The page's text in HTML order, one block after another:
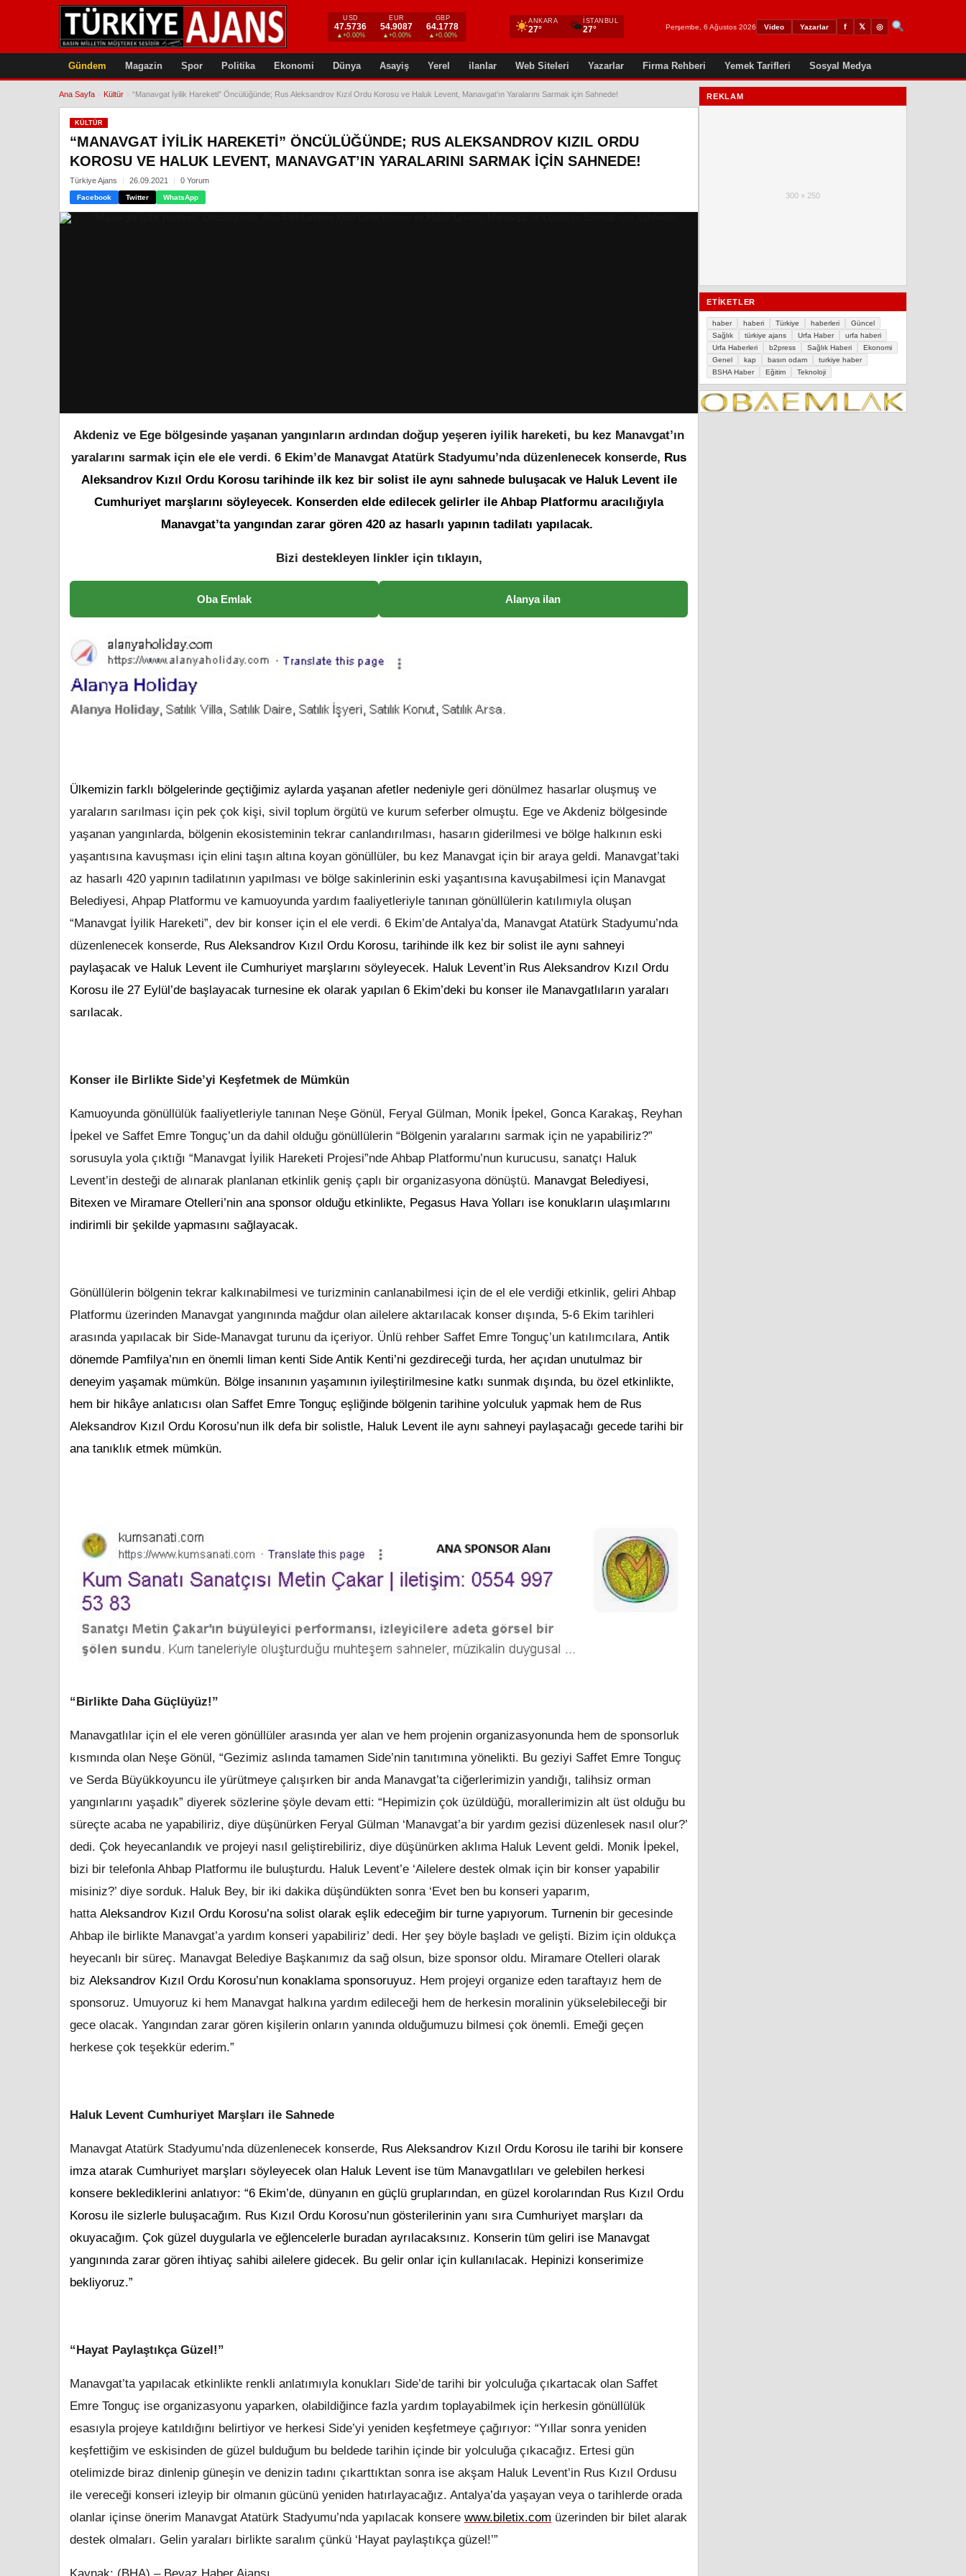
USD
47.5736
▲+0.00%
EUR
54.9087
▲+0.00%
GBP
64.1778
▲+0.00%
ANKARA
27° 🌤 İSTANBUL
27° Perşembe, 6 Ağustos 2026 Video Yazarlar f 𝕏 ◎
Gündem Magazin Spor Politika Ekonomi Dünya Asayiş Yerel ilanlar Web Siteleri Yazarlar Firma Rehberi Yemek Tarifleri Sosyal Medya
Ana Sayfa Kültür “Manavgat İyilik Hareketi” Öncülüğünde; Rus Aleksandrov Kızıl Ordu Korosu ve Haluk Levent, Manavgat’ın Yaralarını Sarmak için Sahnede!
KÜLTÜR
“MANAVGAT İYILIK HAREKETI” ÖNCÜLÜĞÜNDE; RUS ALEKSANDROV KIZIL ORDU
KOROSU VE HALUK LEVENT, MANAVGAT’IN YARALARINI SARMAK IÇIN SAHNEDE!
Türkiye Ajans 26.09.2021 0 Yorum
Facebook Twitter WhatsApp
Akdeniz ve Ege bölgesinde yaşanan yangınların ardından doğup yeşeren iyilik hareketi, bu kez Manavgat’ın
yaralarını sarmak için ele ele verdi. 6 Ekim’de Manavgat Atatürk Stadyumu’nda düzenlenecek konserde, Rus
Aleksandrov Kızıl Ordu Korosu tarihinde ilk kez bir solist ile aynı sahnede buluşacak ve Haluk Levent ile
Cumhuriyet marşlarını söyleyecek. Konserden elde edilecek gelirler ile Ahbap Platformu aracılığıyla
Manavgat’ta yangından zarar gören 420 az hasarlı yapının tadilatı yapılacak.
Bizi destekleyen linkler için tıklayın,
Oba Emlak Alanya ilan
Ülkemizin farklı bölgelerinde geçtiğimiz aylarda yaşanan afetler nedeniyle geri dönülmez hasarlar oluşmuş ve
yaraların sarılması için pek çok kişi, sivil toplum örgütü ve kurum seferber olmuştu. Ege ve Akdeniz bölgesinde
yaşanan yangınlarda, bölgenin ekosisteminin tekrar canlandırılması, hasarın giderilmesi ve bölge halkının eski
yaşantısına kavuşması için elini taşın altına koyan gönüllüler, bu kez Manavgat için bir araya geldi. Manavgat’taki
az hasarlı 420 yapının tadilatının yapılması ve bölge sakinlerinin eski yaşantısına kavuşabilmesi için Manavgat
Belediyesi, Ahpap Platformu ve kamuoyunda yardım faaliyetleriyle tanınan gönüllülerin katılımıyla oluşan
“Manavgat İyilik Hareketi”, dev bir konser için el ele verdi. 6 Ekim’de Antalya’da, Manavgat Atatürk Stadyumu’nda
düzenlenecek konserde, Rus Aleksandrov Kızıl Ordu Korosu, tarihinde ilk kez bir solist ile aynı sahneyi
paylaşacak ve Haluk Levent ile Cumhuriyet marşlarını söyleyecek. Haluk Levent’in Rus Aleksandrov Kızıl Ordu
Korosu ile 27 Eylül’de başlayacak turnesine ek olarak yapılan 6 Ekim’deki bu konser ile Manavgatlıların yaraları
sarılacak.
Konser ile Birlikte Side’yi Keşfetmek de Mümkün
Kamuoyunda gönüllülük faaliyetleriyle tanınan Neşe Gönül, Feryal Gülman, Monik İpekel, Gonca Karakaş, Reyhan
İpekel ve Saffet Emre Tonguç’un da dahil olduğu gönüllülerin “Bölgenin yaralarını sarmak için ne yapabiliriz?”
sorusuyla yola çıktığı “Manavgat İyilik Hareketi Projesi”nde Ahbap Platformu’nun kurucusu, sanatçı Haluk
Levent’in desteği de alınarak planlanan etkinlik geniş çaplı bir organizasyona dönüştü. Manavgat Belediyesi,
Bitexen ve Miramare Otelleri’nin ana sponsor olduğu etkinlikte, Pegasus Hava Yolları ise konukların ulaşımlarını
indirimli bir şekilde yapmasını sağlayacak.
Gönüllülerin bölgenin tekrar kalkınabilmesi ve turizminin canlanabilmesi için de el ele verdiği etkinlik, geliri Ahbap
Platformu üzerinden Manavgat yangınında mağdur olan ailelere aktarılacak konser dışında, 5-6 Ekim tarihleri
arasında yapılacak bir Side-Manavgat turunu da içeriyor. Ünlü rehber Saffet Emre Tonguç’un katılımcılara, Antik
dönemde Pamfilya’nın en önemli liman kenti Side Antik Kenti’ni gezdireceği turda, her açıdan unutulmaz bir
deneyim yaşamak mümkün. Bölge insanının yaşamının iyileştirilmesine katkı sunmak dışında, bu özel etkinlikte,
hem bir hikâye anlatıcısı olan Saffet Emre Tonguç eşliğinde bölgenin tarihine yolculuk yapmak hem de Rus
Aleksandrov Kızıl Ordu Korosu’nun ilk defa bir solistle, Haluk Levent ile aynı sahneyi paylaşacağı gecede tarihi bir
ana tanıklık etmek mümkün.
“Birlikte Daha Güçlüyüz!”
Manavgatlılar için el ele veren gönüllüler arasında yer alan ve hem projenin organizasyonunda hem de sponsorluk
kısmında olan Neşe Gönül, “Gezimiz aslında tamamen Side’nin tanıtımına yönelikti. Bu geziyi Saffet Emre Tonguç
ve Serda Büyükkoyuncu ile yürütmeye çalışırken bir anda Manavgat’ta ciğerlerimizin yandığı, talihsiz orman
yangınlarını yaşadık” diyerek sözlerine şöyle devam etti: “Hepimizin çok üzüldüğü, morallerimizin alt üst olduğu bu
süreçte acaba ne yapabiliriz, diye düşünürken Feryal Gülman ‘Manavgat’a bir yardım gezisi düzenlesek nasıl olur?’
dedi. Çok heyecanlandık ve projeyi nasıl geliştirebiliriz, diye düşünürken aklıma Haluk Levent geldi. Monik İpekel,
bizi bir telefonla Ahbap Platformu ile buluşturdu. Haluk Levent’e ‘Ailelere destek olmak için bir konser yapabilir
misiniz?’ diye sorduk. Haluk Bey, bir iki dakika düşündükten sonra ‘Evet ben bu konseri yaparım,
hatta Aleksandrov Kızıl Ordu Korosu’na solist olarak eşlik edeceğim bir turne yapıyorum. Turnenin bir gecesinde
Ahbap ile birlikte Manavgat’a yardım konseri yapabiliriz’ dedi. Her şey böyle başladı ve gelişti. Bizim için oldukça
heyecanlı bir süreç. Manavgat Belediye Başkanımız da sağ olsun, bize sponsor oldu. Miramare Otelleri olarak
biz Aleksandrov Kızıl Ordu Korosu’nun konaklama sponsoruyuz. Hem projeyi organize eden taraftayız hem de
sponsoruz. Umuyoruz ki hem Manavgat halkına yardım edileceği hem de herkesin moralinin yükselebileceği bir
gece olacak. Yangından zarar gören kişilerin onların yanında olduğumuzu bilmesi çok önemli. Emeği geçen
herkese çok teşekkür ederim.”
Haluk Levent Cumhuriyet Marşları ile Sahnede
Manavgat Atatürk Stadyumu’nda düzenlenecek konserde, Rus Aleksandrov Kızıl Ordu Korosu ile tarihi bir konsere
imza atarak Cumhuriyet marşları söyleyecek olan Haluk Levent ise tüm Manavgatlıları ve gelebilen herkesi
konsere beklediklerini anlatıyor: “6 Ekim’de, dünyanın en güçlü gruplarından, en güzel korolarından Rus Kızıl Ordu
Korosu ile sizlerle buluşacağım. Rus Kızıl Ordu Korosu’nun gösterilerinin yanı sıra Cumhuriyet marşları da
okuyacağım. Çok güzel duygularla ve eğlencelerle buradan ayrılacaksınız. Konserin tüm geliri ise Manavgat
yangınında zarar gören ihtiyaç sahibi ailelere gidecek. Bu gelir onlar için kullanılacak. Hepinizi konserimize
bekliyoruz.”
“Hayat Paylaştıkça Güzel!”
Manavgat’ta yapılacak etkinlikte renkli anlatımıyla konukları Side’de tarihi bir yolculuğa çıkartacak olan Saffet
Emre Tonguç ise organizasyonu yaparken, olabildiğince fazla yardım toplayabilmek için herkesin gönüllülük
esasıyla projeye katıldığını belirtiyor ve herkesi Side’yi yeniden keşfetmeye çağırıyor: “Yıllar sonra yeniden
keşfettiğim ve eskisinden de güzel bulduğum bu beldede tarihin içinde bir yolculuğa çıkacağız. Ertesi gün
otelimizde biraz dinlenip güneşin ve denizin tadını çıkarttıktan sonra ise akşam Haluk Levent’in Rus Kızıl Ordusu
ile vereceği konseri izleyip bir olmanın gücünü yeniden hatırlayacağız. Antalya’da yaşayan veya o tarihlerde orada
olanlar içinse önerim Manavgat Atatürk Stadyumu’nda yapılacak konsere www.biletix.com üzerinden bir bilet alarak
destek olmaları. Gelin yaraları birlikte saralım çünkü ‘Hayat paylaştıkça güzel!’”
Kaynak: (BHA) – Beyaz Haber Ajansı
REKLAM
300 × 250
ETIKETLER
haber haberi Türkiye haberleri
Güncel
Sağlık
türkiye ajans Urfa Haber
urfa haberi
Urfa Haberleri
b2press Sağlık Haberi
Ekonomi
Genel
kap basın odam
turkiye haber
BSHA Haber
Eğitim Teknoloji